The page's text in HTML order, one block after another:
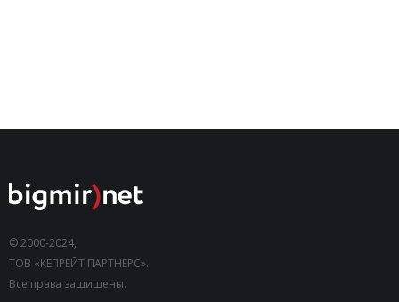
© 2000-2024,
ТОВ «КЕПРЕЙТ ПАРТНЕРС».
Все права защищены.